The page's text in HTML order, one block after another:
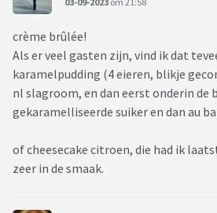
crème brûlée!
Als er veel gasten zijn, vind ik dat
karamelpudding (4 eieren, blikje
nl slagroom, en dan eerst onderin de
gekaramelliseerde suiker en dan au
of cheesecake citroen, die had ik
zeer in de smaak.